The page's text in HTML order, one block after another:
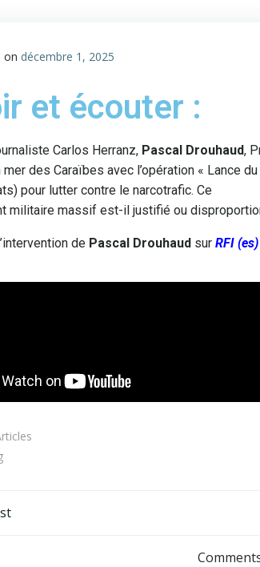
on décembre 1, 2025
et écouter :​
Carlos Herranz, Pascal Drouhaud,
des Caraïbes avec l’opération « Lance
pour lutter contre le narcotrafic. Ce
militaire massif est-il justifié ou
de Pascal Drouhaud sur RFI